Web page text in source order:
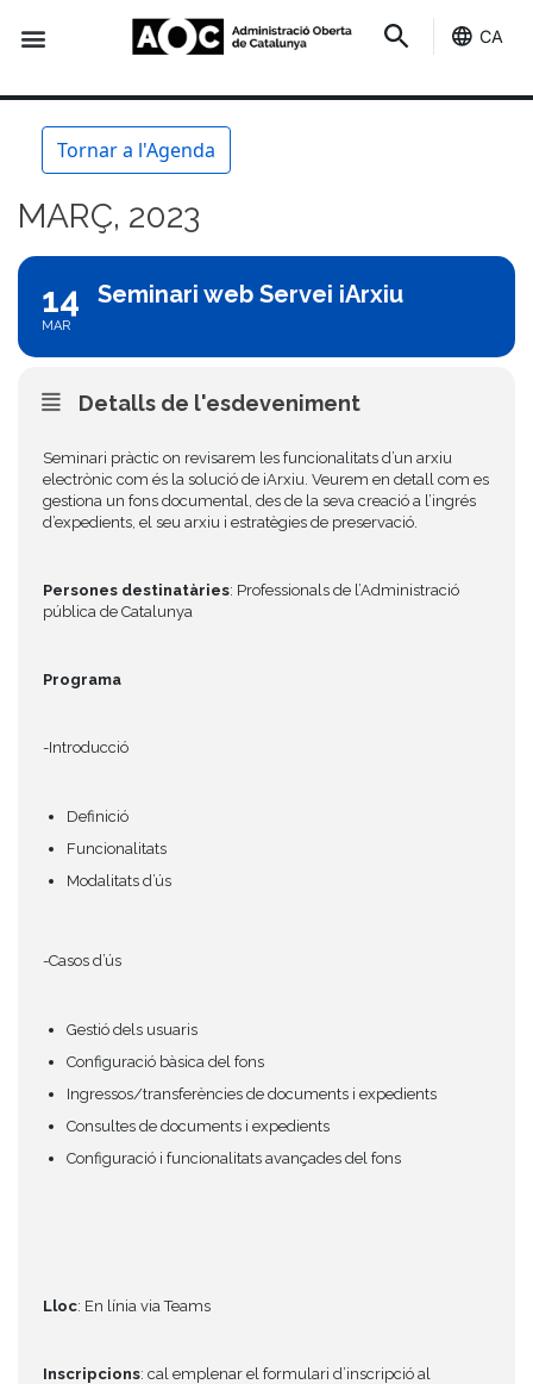
CA
Tornar a l'Agenda
MARÇ, 2023
14
MAR
Seminari web Servei iArxiu
Detalls de l'esdeveniment
Seminari pràctic on revisarem les funcionalitats d’un arxiu
electrònic com és la solució de iArxiu. Veurem en detall com es
gestiona un fons documental, des de la seva creació a l’ingrés
d’expedients, el seu arxiu i estratègies de preservació.
Persones destinatàries: Professionals de l’Administració
pública de Catalunya
Programa
-Introducció
Definició
Funcionalitats
Modalitats d’ús
-Casos d’ús
Gestió dels usuaris
Configuració bàsica del fons
Ingressos/transferències de documents i expedients
Consultes de documents i expedients
Configuració i funcionalitats avançades del fons
Lloc: En línia via Teams
Inscripcions: cal emplenar el formulari d’inscripció al